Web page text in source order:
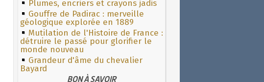
Plumes, encriers et crayons jadis
Gouffre de Padirac : merveille
géologique explorée en 1889
Mutilation de l'Histoire de France :
détruire le passé pour glorifier le
monde nouveau
Grandeur d'âme du chevalier
Bayard
BON À SAVOIR